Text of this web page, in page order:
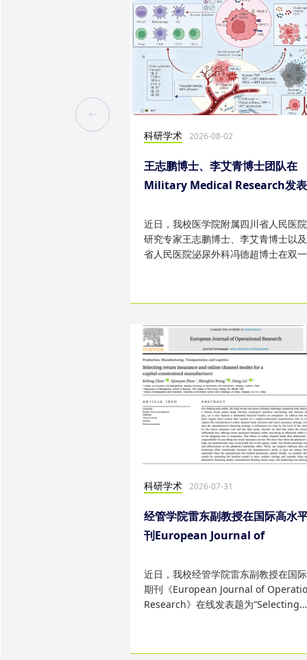
科研学术 2026-08-02
王志鹏博士、李艾青博士团队在
Military Medical Research发
近日，我校医学院附属四川省人民医
研究专家王志鹏博士、李艾青博士以
省人民医院泌尿外科冯德超博士在双
科研学术 2026-07-31
经管学院雷东副教授在国际高水
刊European Journal of
果
近日，我校经管学院雷东副教授在国
期刊《European Journal of
Research》在线发表题为“Selecting